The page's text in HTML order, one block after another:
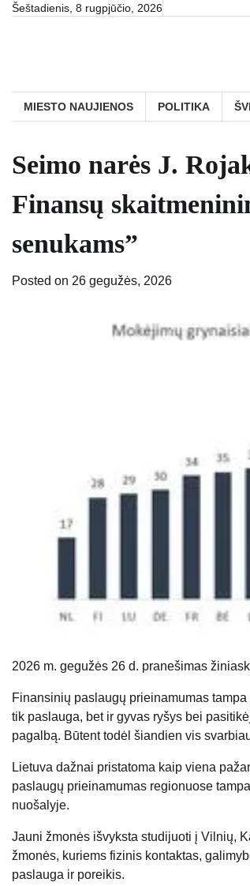
SkipŠeštadienis, 8 rugpjūčio, 2026
MIESTO NAUJIENOS POLITIKA
Seimo narės J.
Finansų
senukams”
Posted on 26 gegužės, 2026
2026 m. gegužės 26 d. pranešimas
Finansinių paslaugų prieinamumas
tik paslauga, bet ir gyvas ryšys bei
pagalbą. Būtent todėl šiandien vis
Lietuva dažnai pristatoma kaip viena
paslaugų prieinamumas regionuose
nuošalyje.
Jauni žmonės išvyksta studijuoti į Vilnių,
žmonės, kuriems fizinis kontaktas,
paslauga ir poreikis.